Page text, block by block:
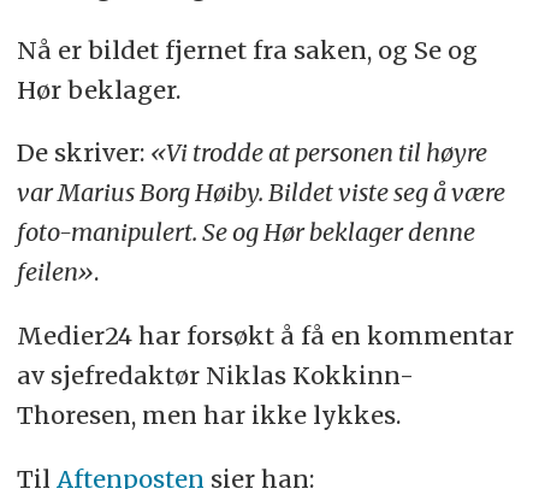
Nå er bildet fjernet fra saken, og Se og
Hør beklager.
De skriver: «Vi trodde at personen til høyre
var Marius Borg Høiby. Bildet viste seg å være
foto-manipulert. Se og Hør beklager denne
feilen».
Medier24 har forsøkt å få en kommentar
av sjefredaktør Niklas Kokkinn-
Thoresen, men har ikke lykkes.
Til Aftenposten sier han: